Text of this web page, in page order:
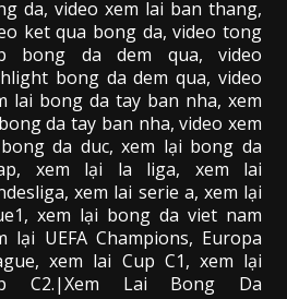
da, video xem lai ban thang,
ket qua bong da, video tong
bong da dem qua, video
bong da dem qua,video
lai bong da tay ban nha, xem
da tay ban nha,video xem
da duc, xem lại bong da
xem lại la liga, xem lai
xem lai serie a, xem lại
xem lại bong da viet nam
lại UEFA Champions, Europa
xem lai Cup C1, xem lại
C2.|Xem Lai Bong Da